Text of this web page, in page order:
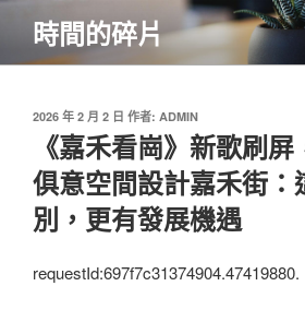
主
時間的碎片
發
2026 年 2 月 2 日 作者: ADMIN
《嘉禾看崗》新歌刷
俱意空間設計嘉禾街：
別，更有發展機遇
requestId:697f7c31374904.47419880.